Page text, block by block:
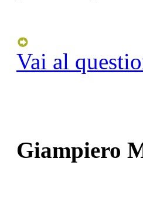
Vai al
Giampiero